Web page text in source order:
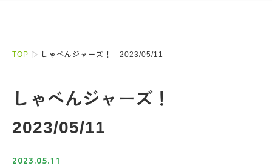
TOP しゃべんジャーズ！ 2023/05/11
しゃべんジャーズ！
2023/05/11
2023.05.11